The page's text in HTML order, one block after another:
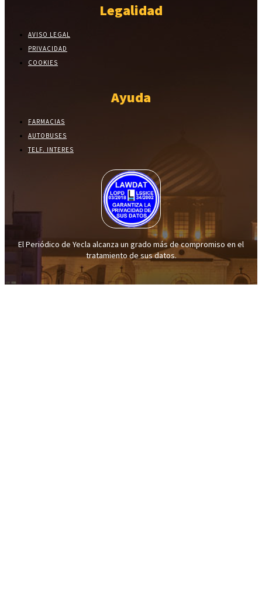
Legalidad
AVISO LEGAL
PRIVACIDAD
COOKIES
Ayuda
FARMACIAS
AUTOBUSES
TELF. INTERES
El Periódico de Yecla alcanza un grado más de compromiso en el
tratamiento de sus datos.